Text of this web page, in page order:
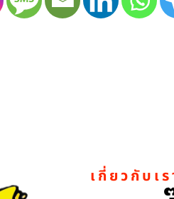
เกี่ยวกับเร